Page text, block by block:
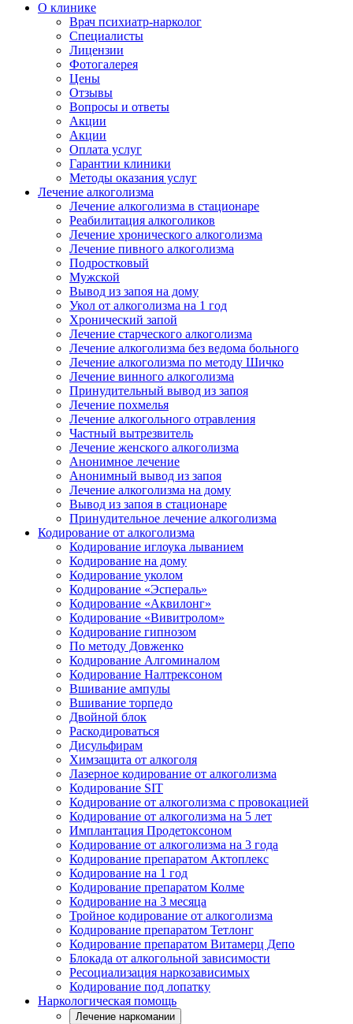
О клинике
Врач психиатр-нарколог
Специалисты
Лицензии
Фотогалерея
Цены
Отзывы
Вопросы и ответы
Акции
Акции
Оплата услуг
Гарантии клиники
Методы оказания услуг
Лечение алкоголизма
Лечение алкоголизма в стационаре
Реабилитация алкоголиков
Лечение хронического алкоголизма
Лечение пивного алкоголизма
Подростковый
Мужской
Вывод из запоя на дому
Укол от алкоголизма на 1 год
Хронический запой
Лечение старческого алкоголизма
Лечение алкоголизма без ведома больного
Лечение алкоголизма по методу Шичко
Лечение винного алкоголизма
Принудительный вывод из запоя
Лечение похмелья
Лечение алкогольного отравления
Частный вытрезвитель
Лечение женского алкоголизма
Анонимное лечение
Анонимный вывод из запоя
Лечение алкоголизма на дому
Вывод из запоя в стационаре
Принудительное лечение алкоголизма
Кодирование от алкоголизма
Кодирование иглоука лыванием
Кодирование на дому
Кодирование уколом
Кодирование «Эспераль»
Кодирование «Аквилонг»
Кодирование «Вивитролом»
Кодирование гипнозом
По методу Довженко
Кодирование Алгоминалом
Кодирование Налтрексоном
Вшивание ампулы
Вшивание торпедо
Двойной блок
Раскодироваться
Дисульфирам
Химзащита от алкоголя
Лазерное кодирование от алкоголизма
Кодирование SIT
Кодирование от алкоголизма с провокацией
Кодирование от алкоголизма на 5 лет
Имплантация Продетоксоном
Кодирование от алкоголизма на 3 года
Кодирование препаратом Актоплекс
Кодирование на 1 год
Кодирование препаратом Колме
Кодирование на 3 месяца
Тройное кодирование от алкоголизма
Кодирование препаратом Тетлонг
Кодирование препаратом Витамерц Депо
Блокада от алкогольной зависимости
Ресоциализация наркозависимых
Кодирование под лопатку
Наркологическая помощь
Лечение наркомании